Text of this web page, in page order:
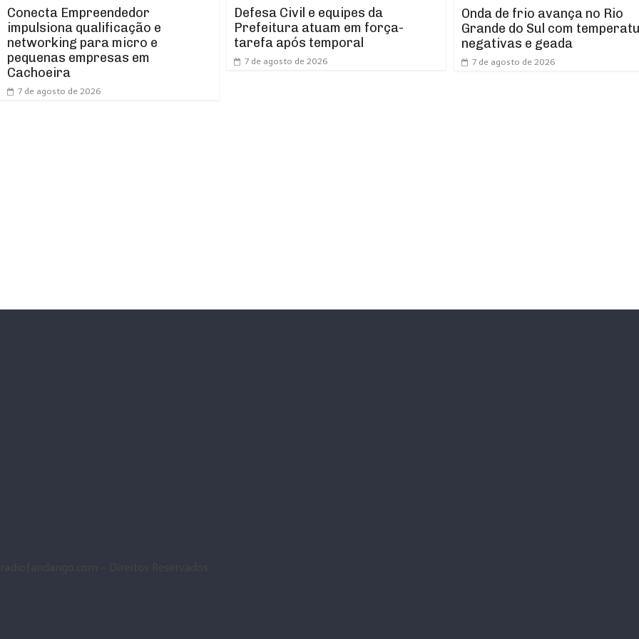
Conecta Empreendedor
impulsiona qualificação e
networking para micro e
pequenas empresas em
Cachoeira
7 de agosto de 2026
Defesa Civil e equipes da
Prefeitura atuam em força-
tarefa após temporal
7 de agosto de 2026
Onda de frio avança no Rio
Grande do Sul com
negativas e geada
7 de agosto de 2026